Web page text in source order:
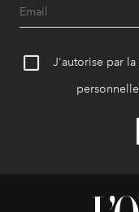
J'autorise par